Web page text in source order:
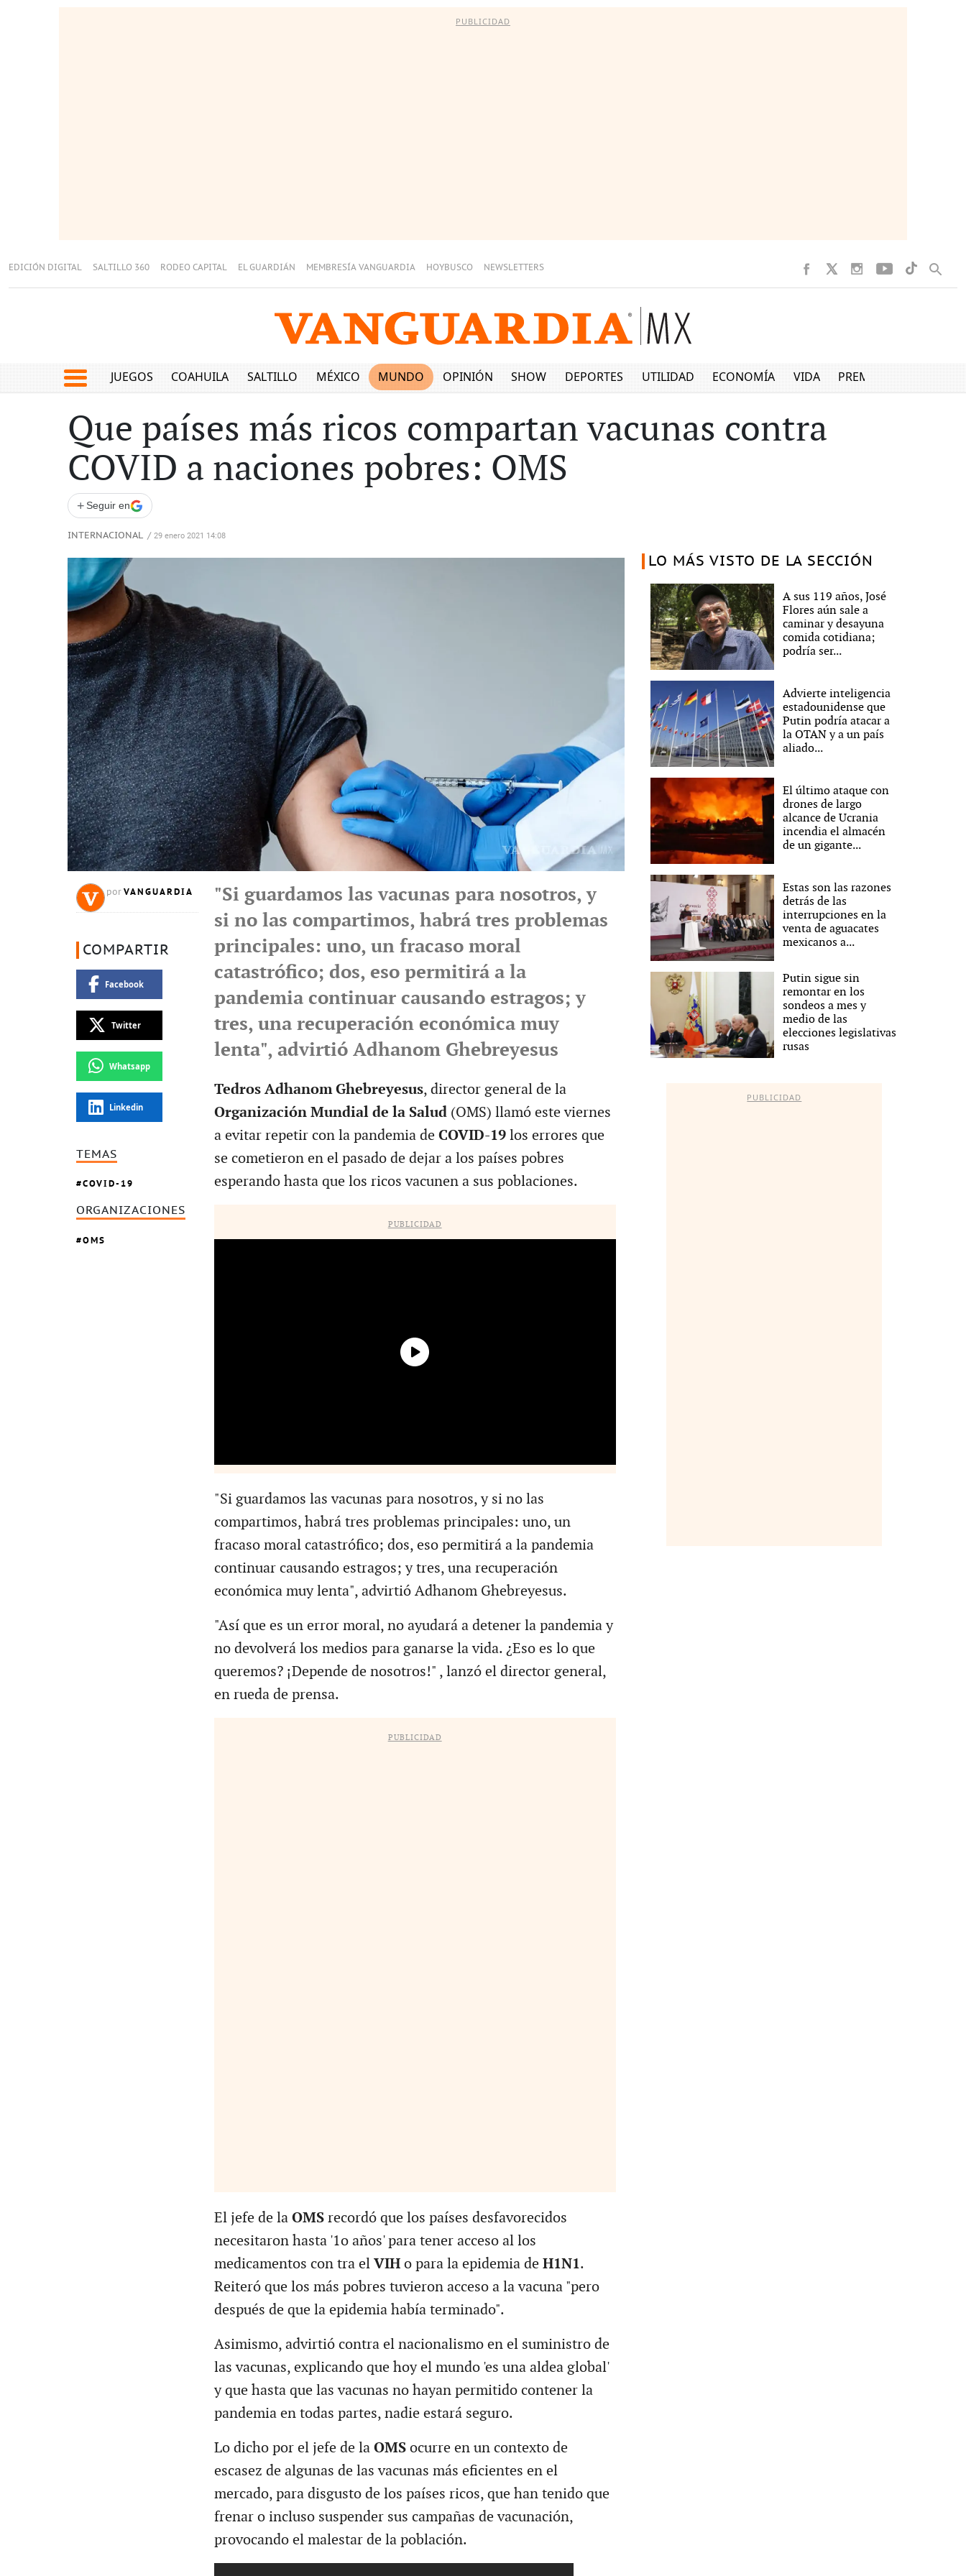
PUBLICIDAD
EDICIÓN DIGITAL SALTILLO 360 RODEO CAPITAL EL GUARDIÁN MEMBRESÍA VANGUARDIA HOYBUSCO NEWSLETTERS
JUEGOS COAHUILA SALTILLO MÉXICO MUNDO OPINIÓN SHOW DEPORTES UTILIDAD ECONOMÍA VIDA PREMIUM
Que países más ricos compartan vacunas contra
COVID a naciones pobres: OMS
+ Seguir en
INTERNACIONAL / 29 enero 2021 14:08
por VANGUARDIA
COMPARTIR
Facebook
Twitter
Whatsapp
Linkedin
TEMAS
COVID-19
ORGANIZACIONES
OMS
"Si guardamos las vacunas para nosotros, y
si no las compartimos, habrá tres problemas
principales: uno, un fracaso moral
catastrófico; dos, eso permitirá a la
pandemia continuar causando estragos; y
tres, una recuperación económica muy
lenta", advirtió Adhanom Ghebreyesus
Tedros Adhanom Ghebreyesus, director general de la
Organización Mundial de la Salud (OMS) llamó este viernes
a evitar repetir con la pandemia de COVID-19los errores que
se cometieron en el pasado de dejar a los países pobres
esperando hasta que los ricos vacunen a sus poblaciones.
PUBLICIDAD
"Si guardamos las vacunas para nosotros, y si no las
compartimos, habrá tres problemas principales: uno, un
fracaso moral catastrófico; dos, eso permitirá a la pandemia
continuar causando estragos; y tres, una recuperación
económica muy lenta", advirtió Adhanom Ghebreyesus.
"Así que es un error moral, no ayudará a detener la pandemia y
no devolverá los medios para ganarse la vida. ¿Eso es lo que
queremos? ¡Depende de nosotros!" , lanzó el director general,
en rueda de prensa.
PUBLICIDAD
El jefe de la OMS recordó que los países desfavorecidos
necesitaron hasta '1o años' para tener acceso al los
medicamentos con tra el VIH o para la epidemia de H1N1.
Reiteró que los más pobres tuvieron acceso a la vacuna "pero
después de que la epidemia había terminado".
Asimismo, advirtió contra el nacionalismo en el suministro de
las vacunas, explicando que hoy el mundo 'es una aldea global'
y que hasta que las vacunas no hayan permitido contener la
pandemia en todas partes, nadie estará seguro.
Lo dicho por el jefe de la OMS ocurre en un contexto de
escasez de algunas de las vacunas más eficientes en el
mercado, para disgusto de los países ricos, que han tenido que
frenar o incluso suspender sus campañas de vacunación,
provocando el malestar de la población.
LO MÁS VISTO DE LA SECCIÓN
A sus 119 años, José
Flores aún sale a
caminar y desayuna
comida cotidiana;
podría ser...
Advierte inteligencia
estadounidense que
Putin podría atacar a
la OTAN y a un país
aliado...
El último ataque con
drones de largo
alcance de Ucrania
incendia el almacén
de un gigante...
Estas son las razones
detrás de las
interrupciones en la
venta de aguacates
mexicanos a...
Putin sigue sin
remontar en los
sondeos a mes y
medio de las
elecciones legislativas
rusas
PUBLICIDAD